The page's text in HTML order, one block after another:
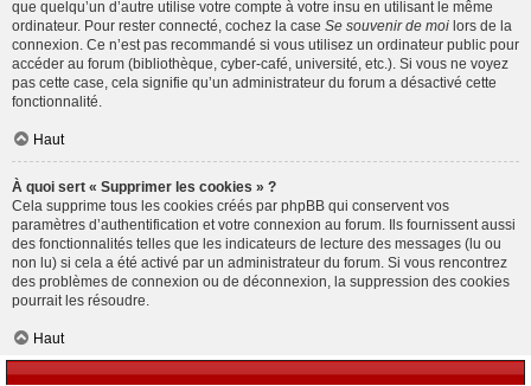
que quelqu’un d’autre utilise votre compte à votre insu en utilisant le même
ordinateur. Pour rester connecté, cochez la case Se souvenir de moi lors de la
connexion. Ce n’est pas recommandé si vous utilisez un ordinateur public pour
accéder au forum (bibliothèque, cyber-café, université, etc.). Si vous ne voyez
pas cette case, cela signifie qu’un administrateur du forum a désactivé cette
fonctionnalité.
Haut
À quoi sert « Supprimer les cookies » ?
Cela supprime tous les cookies créés par phpBB qui conservent vos
paramètres d’authentification et votre connexion au forum. Ils fournissent aussi
des fonctionnalités telles que les indicateurs de lecture des messages (lu ou
non lu) si cela a été activé par un administrateur du forum. Si vous rencontrez
des problèmes de connexion ou de déconnexion, la suppression des cookies
pourrait les résoudre.
Haut